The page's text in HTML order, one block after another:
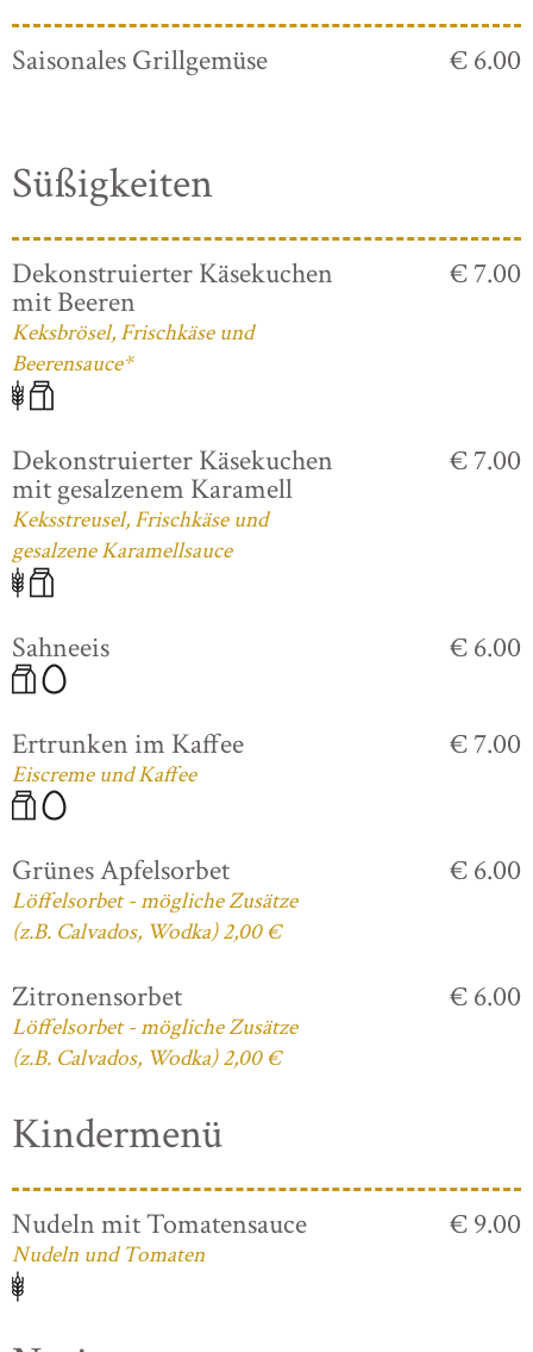
Saisonales Grillgemüse € 6.00
Süßigkeiten
Dekonstruierter Käsekuchen
mit Beeren
Keksbrösel, Frischkäse und
Beerensauce*
€ 7.00
Dekonstruierter Käsekuchen
mit gesalzenem Karamell
Keksstreusel, Frischkäse und
gesalzene Karamellsauce
€ 7.00
Sahneeis € 6.00
Ertrunken im Kaffee
Eiscreme und Kaffee
€ 7.00
Grünes Apfelsorbet
Löffelsorbet - mögliche Zusätze
(z.B. Calvados, Wodka) 2,00 €
€ 6.00
Zitronensorbet
Löffelsorbet - mögliche Zusätze
(z.B. Calvados, Wodka) 2,00 €
€ 6.00
Kindermenü
Nudeln mit Tomatensauce
Nudeln und Tomaten
€ 9.00